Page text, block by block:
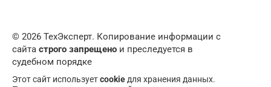
© 2026 ТехЭксперт. Копирование информации с
сайта строго запрещено и преследуется в
судебном порядке
Этот сайт используетcookieдля хранения данных.